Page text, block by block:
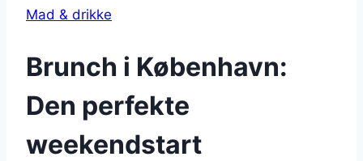
Mad & drikke
Brunch i København:
Den perfekte
weekendstart